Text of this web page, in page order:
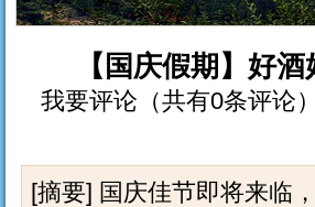
【国庆假期】好
我要评论（共有0条评论
[摘要] 国庆佳节即将来临